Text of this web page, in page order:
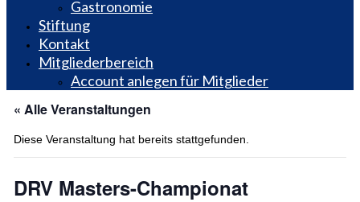
Gastronomie
Stiftung
Kontakt
Mitgliederbereich
Account anlegen für Mitglieder
« Alle Veranstaltungen
Diese Veranstaltung hat bereits stattgefunden.
DRV Masters-Championat